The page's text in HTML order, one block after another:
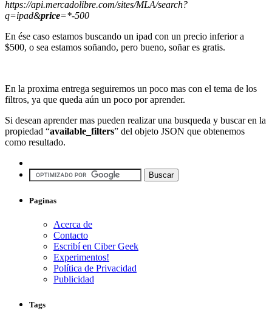
https://api.mercadolibre.com/sites/MLA/search?
q=ipad&price=*-500
En ése caso estamos buscando un ipad con un precio inferior a
$500, o sea estamos soñando, pero bueno, soñar es gratis.
En la proxima entrega seguiremos un poco mas con el tema de los
filtros, ya que queda aún un poco por aprender.
Si desean aprender mas pueden realizar una busqueda y buscar en la
propiedad “available_filters” del objeto JSON que obtenemos
como resultado.
Paginas
Acerca de
Contacto
Escribí en Ciber Geek
Experimentos!
Política de Privacidad
Publicidad
Tags